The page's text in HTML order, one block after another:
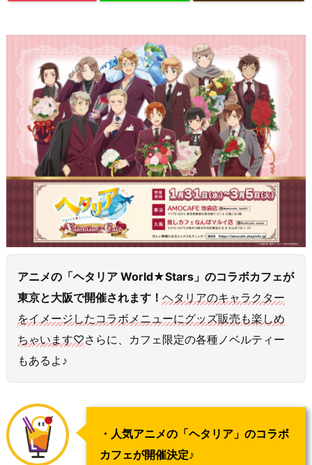
アニメの「ヘタリア World★Stars」のコラボカフェが
東京と大阪で開催されます！ ヘタリアのキャラクター
をイメージしたコラボメニューにグッズ販売も楽しめ
ちゃいます♡さらに、カフェ限定の各種ノベルティー
もあるよ♪
・人気アニメの「ヘタリア」のコラボ
カフェが開催決定♪